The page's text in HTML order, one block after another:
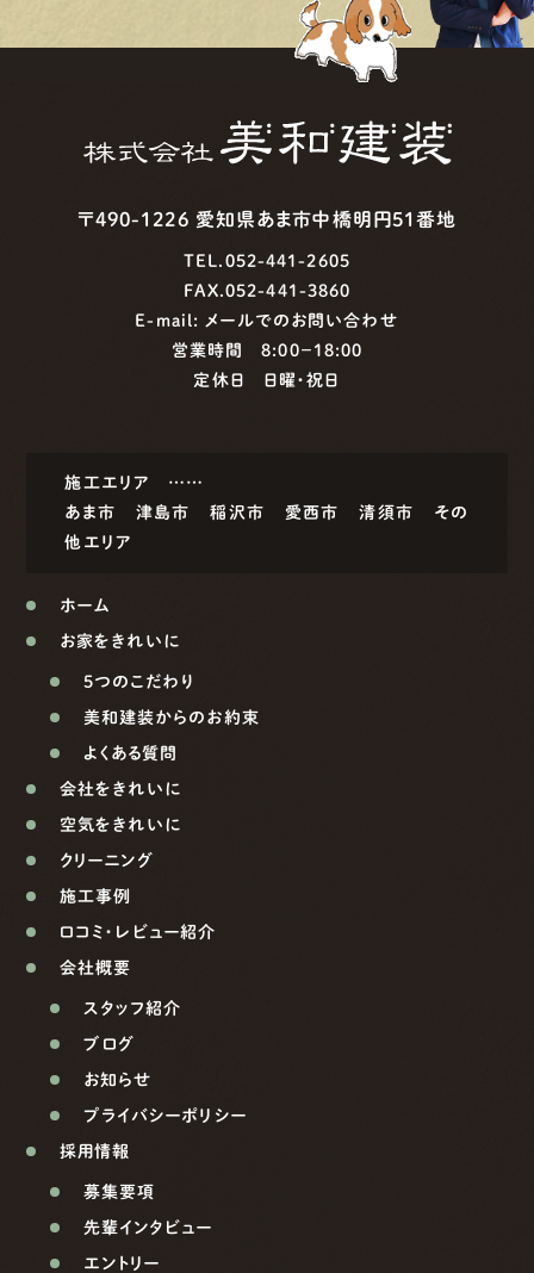
〒490-1226 愛知県あま市中橋明円51番地
TEL.052-441-2605
FAX.052-441-3860
E-mail: メールでのお問い合わせ
営業時間 8:00−18:00
定休日 日曜・祝日
施工エリア ……
あま市
津島市 稲沢市 愛西市 清須市
その
他エリア
ホーム
お家をきれいに
5つのこだわり
美和建装からのお約束
よくある質問
会社をきれいに
空気をきれいに
クリーニング
施工事例
口コミ・レビュー紹介
会社概要
スタッフ紹介
ブログ
お知らせ
プライバシーポリシー
採用情報
募集要項
先輩インタビュー
エントリー